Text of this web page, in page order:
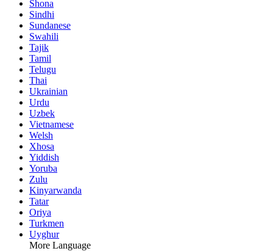
Shona
Sindhi
Sundanese
Swahili
Tajik
Tamil
Telugu
Thai
Ukrainian
Urdu
Uzbek
Vietnamese
Welsh
Xhosa
Yiddish
Yoruba
Zulu
Kinyarwanda
Tatar
Oriya
Turkmen
Uyghur
More Language